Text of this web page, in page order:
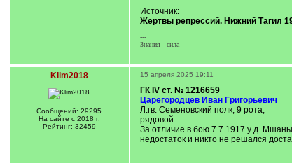
Источник:
Жертвы репрессий. Нижний Тагил
---
Знания - сила
Klim2018
Сообщений: 29295
На сайте с 2018 г.
Рейтинг: 32459
15 апреля 2025 19:11
ГК IV ст. № 1216659
Царегородцев Иван Григорьевич
Л.гв. Семеновский полк, 9 рота,
рядовой.
За отличие в бою 7.7.1917 у д.
недостаток и никто не решался